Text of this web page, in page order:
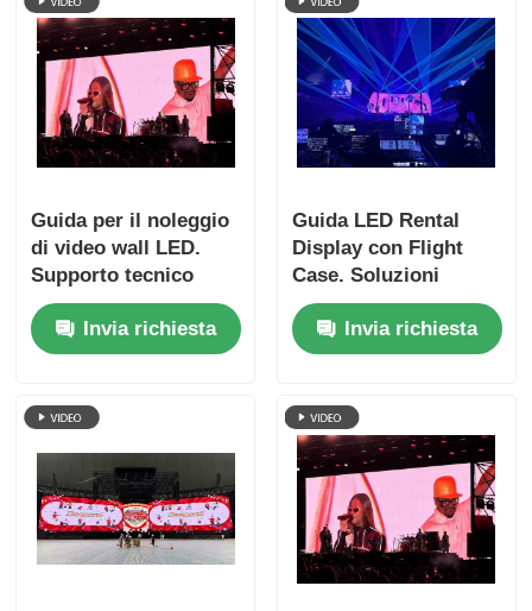
Guida per il noleggio
di video wall LED.
Supporto tecnico
gratuito e spedizione
globale.Invia richiesta
Guida LED Rental
Display con Flight
Case. Soluzioni
chiavi in mano
Invia richiesta